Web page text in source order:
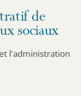
de
sociaux
l'administration